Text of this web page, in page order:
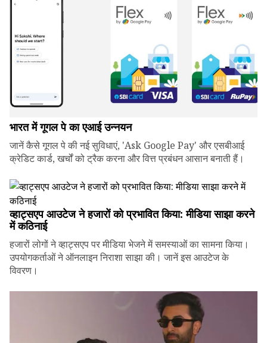
भारत में गूगल पे का एआई उन्नयन
जानें कैसे गूगल पे की नई सुविधाएं, 'Ask Google Pay' और एसबीआई
क्रेडिट कार्ड, खर्चों को ट्रैक करना और वित्त प्रबंधन आसान बनाती हैं।
व्हाट्सएप आउटेज ने हजारों को प्रभावित किया: मीडिया साझा करने
में कठिनाई
हजारों लोगों ने व्हाट्सएप पर मीडिया भेजने में समस्याओं का सामना किया।
उपयोगकर्ताओं ने ऑनलाइन निराशा साझा की। जानें इस आउटेज के
विवरण।